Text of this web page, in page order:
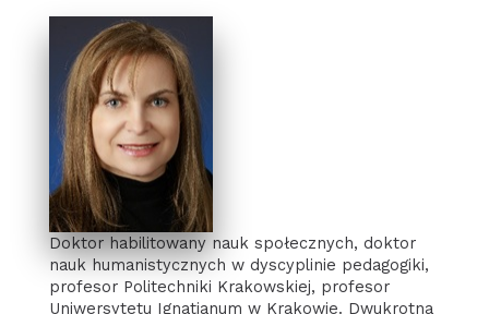
Doktor habilitowany nauk społecznych, doktor
nauk humanistycznych w dyscyplinie pedagogiki,
profesor Politechniki Krakowskiej, profesor
Uniwersytetu Ignatianum w Krakowie. Dwukrotna